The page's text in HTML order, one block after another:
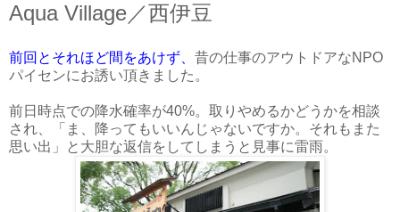
Aqua Village／西伊豆
前回とそれほど間をあけず、 昔の仕事のアウトドアなNPO
パイセンにお誘い頂きました。
前日時点での降水確率が40%。取りやめるかどうかを相談
され、「ま、降ってもいいんじゃないですか。それもまた
思い出」と大胆な返信をしてしまうと見事に雷雨。